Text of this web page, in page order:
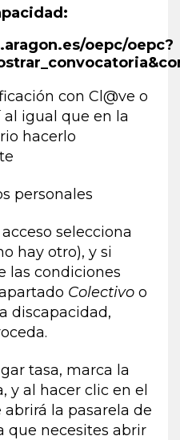
oepc/oepc?
con Cl@ve o
igual que en la
hacerlo
personales
selecciona
hay otro), y si
las condiciones
Colectivo o
discapacidad,
tasa, marca la
y al hacer clic en el
la pasarela de
que necesites abrir